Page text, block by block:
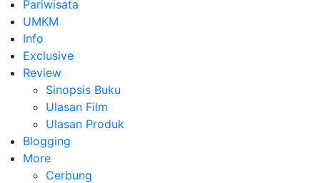
Pariwisata
UMKM
Info
Exclusive
Review
Sinopsis Buku
Ulasan Film
Ulasan Produk
Blogging
More
Cerbung